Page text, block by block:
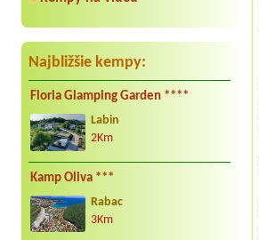
Najbližšie kempy:
Floria Glamping Garden ****
Labin
2Km
Kamp Oliva ***
Rabac
3Km